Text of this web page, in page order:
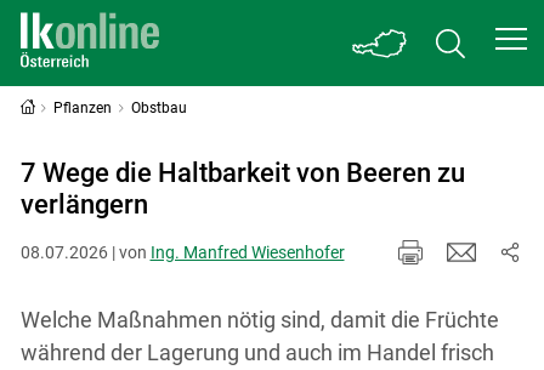
Pflanzen Obstbau
7 Wege die Haltbarkeit von Beeren zu
verlängern
08.07.2026 | von Ing. Manfred Wiesenhofer
Welche Maßnahmen nötig sind, damit die Früchte
während der Lagerung und auch im Handel frisch